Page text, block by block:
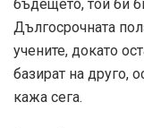
бъдещето, той би
Дългосрочната
учените, докато
базират на друго,
кажа сега.